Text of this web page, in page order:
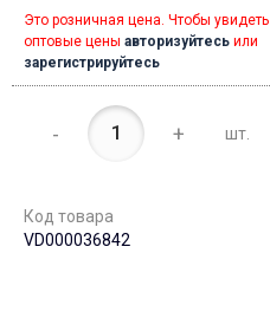
Это розничная цена. Чтобы увидеть
оптовые цены авторизуйтесь или
зарегистрируйтесь
- + шт.
Код товара
VD000036842